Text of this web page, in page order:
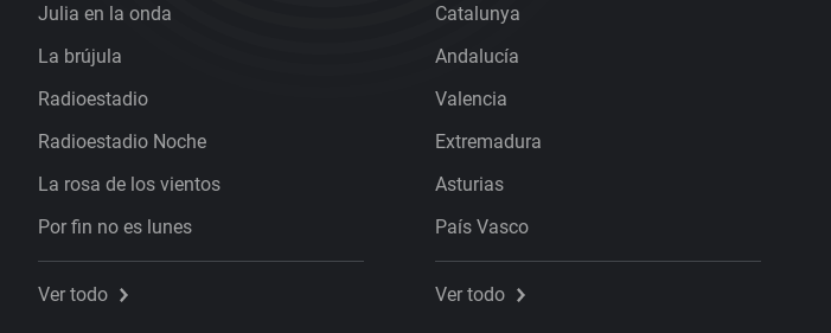
Julia en la onda
La brújula
Radioestadio
Radioestadio Noche
La rosa de los vientos
Por fin no es lunes
Ver todo
Catalunya
Andalucía
Valencia
Extremadura
Asturias
País Vasco
Ver todo